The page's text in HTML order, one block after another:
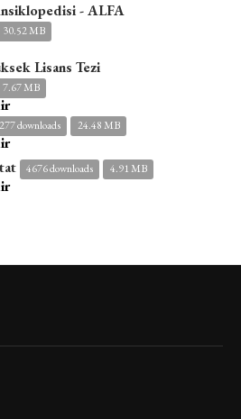
- ALFA
30.52 MB
Lisans Tezi
7.67 MB
downloads 24.48 MB
4676 downloads 4.91 MB